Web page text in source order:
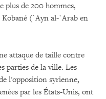
plus de 200 hommes,
Kobané (`Ayn al-`Arab en
attaque de taille contre
parties de la ville. Les
l'opposition syrienne,
par les États-Unis, ont